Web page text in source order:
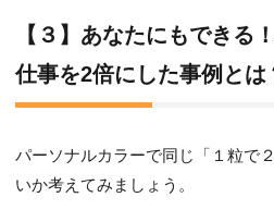
【３】あなたにもできる
仕事を2倍にした事例とは
パーソナルカラーで同じ「１粒で
いか考えてみましょう。